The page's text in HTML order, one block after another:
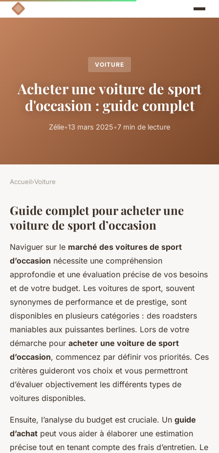
VOITURE
Acheter une voiture de sport
d'occasion : guide complet
Zélie•13 mars 2025•7 min de lecture
Accueil›Voiture
Guide complet pour acheter une
voiture de sport d’occasion
Naviguer sur le marché des voitures de sport
d’occasion nécessite une compréhension
approfondie et une évaluation précise de vos besoins
et de votre budget. Les voitures de sport, souvent
synonymes de performance et de prestige, sont
disponibles en plusieurs catégories : des roadsters
maniables aux puissantes berlines. Lors de votre
démarche pour acheter une voiture de sport
d’occasion, commencez par définir vos priorités. Ces
critères guideront vos choix et vous permettront
d’évaluer objectivement les différents types de
voitures disponibles.
Ensuite, l’analyse du budget est cruciale. Un guide
d’achat peut vous aider à élaborer une estimation
précise tout en tenant compte des frais d’entretien. Le